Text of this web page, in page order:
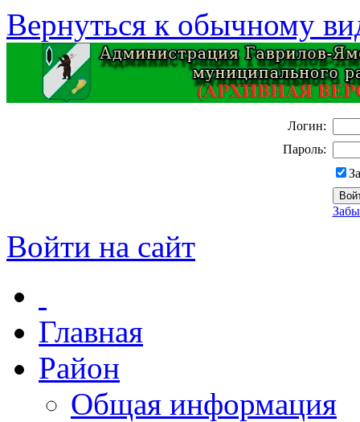
Вернуться к обычному
Логин:
Пароль:
Войти на сайт
Главная
Район
Общая информация